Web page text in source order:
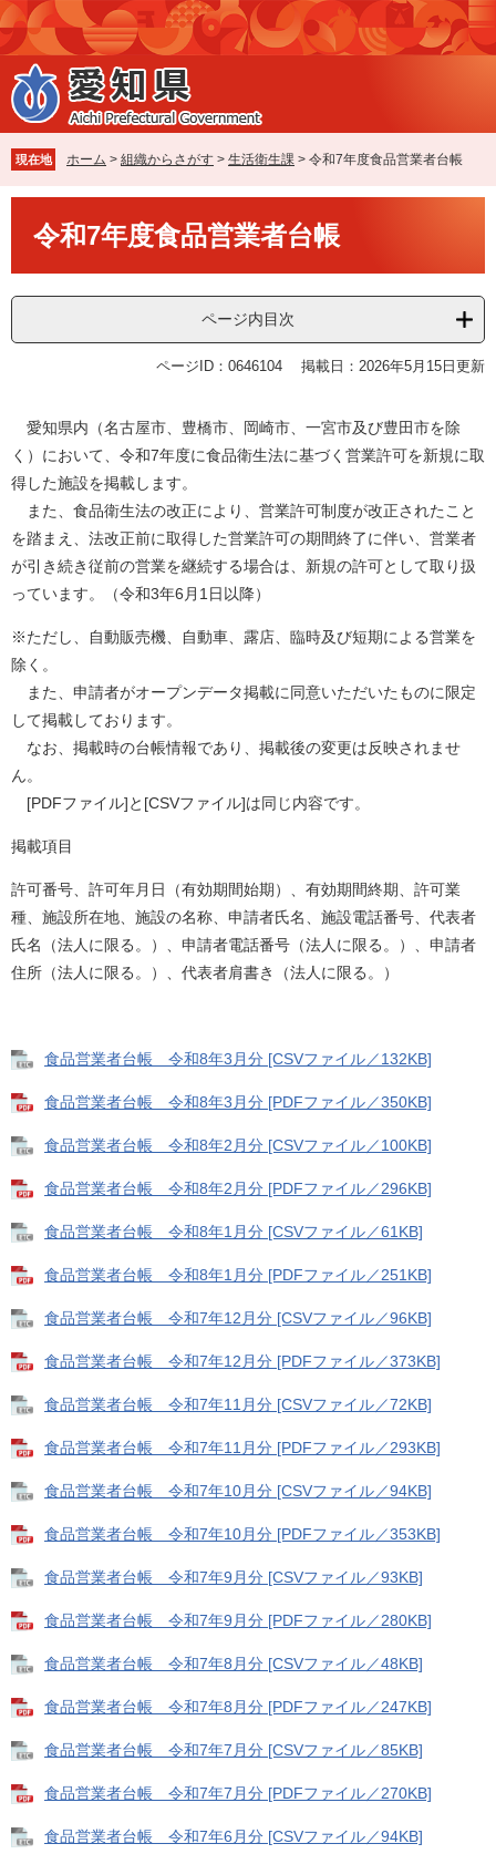
ペ
ー
ジ
の
先
で
す
。
メ
ニ
ュ
ー
を
ば
し
て
現在地 ホーム > 組織からさがす > 生活衛生課 > 令和7年度食品営業者台帳
令和7年度食品営業者台帳
ページ内目次
ページID：0646104 掲載日：2026年5月15日更新
愛知県内（名古屋市、豊橋市、岡崎市、一宮市及び豊田市を除
く）において、令和7年度に食品衛生法に基づく営業許可を新規に取
得した施設を掲載します。
また、食品衛生法の改正により、営業許可制度が改正されたこと
を踏まえ、法改正前に取得した営業許可の期間終了に伴い、営業者
が引き続き従前の営業を継続する場合は、新規の許可として取り扱
っています。（令和3年6月1日以降）
※ただし、自動販売機、自動車、露店、臨時及び短期による営業を
除く。
また、申請者がオープンデータ掲載に同意いただいたものに限定
して掲載しております。
なお、掲載時の台帳情報であり、掲載後の変更は反映されませ
ん。
[PDFファイル]と[CSVファイル]は同じ内容です。
掲載項目
許可番号、許可年月日（有効期間始期）、有効期間終期、許可業
種、施設所在地、施設の名称、申請者氏名、施設電話番号、代表者
氏名（法人に限る。）、申請者電話番号（法人に限る。）、申請者
住所（法人に限る。）、代表者肩書き（法人に限る。）
食品営業者台帳 令和8年3月分 [CSVファイル／132KB]
食品営業者台帳 令和8年3月分 [PDFファイル／350KB]
食品営業者台帳 令和8年2月分 [CSVファイル／100KB]
食品営業者台帳 令和8年2月分 [PDFファイル／296KB]
食品営業者台帳 令和8年1月分 [CSVファイル／61KB]
食品営業者台帳 令和8年1月分 [PDFファイル／251KB]
食品営業者台帳 令和7年12月分 [CSVファイル／96KB]
食品営業者台帳 令和7年12月分 [PDFファイル／373KB]
食品営業者台帳 令和7年11月分 [CSVファイル／72KB]
食品営業者台帳 令和7年11月分 [PDFファイル／293KB]
食品営業者台帳 令和7年10月分 [CSVファイル／94KB]
食品営業者台帳 令和7年10月分 [PDFファイル／353KB]
食品営業者台帳 令和7年9月分 [CSVファイル／93KB]
食品営業者台帳 令和7年9月分 [PDFファイル／280KB]
食品営業者台帳 令和7年8月分 [CSVファイル／48KB]
食品営業者台帳 令和7年8月分 [PDFファイル／247KB]
食品営業者台帳 令和7年7月分 [CSVファイル／85KB]
食品営業者台帳 令和7年7月分 [PDFファイル／270KB]
食品営業者台帳 令和7年6月分 [CSVファイル／94KB]